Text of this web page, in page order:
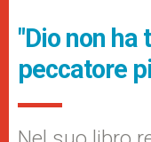
"Dio non ha
peccatore